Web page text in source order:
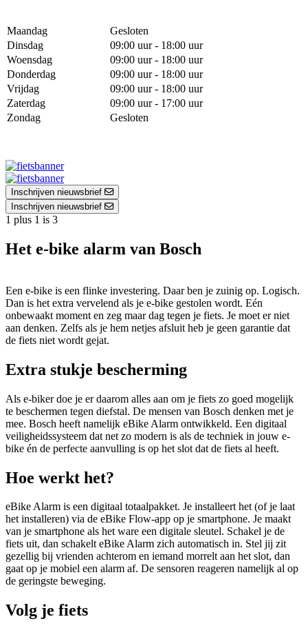
Maandag
Gesloten
Dinsdag
09:00 uur - 18:00 uur
Woensdag
09:00 uur - 18:00 uur
Donderdag
09:00 uur - 18:00 uur
Vrijdag
09:00 uur - 18:00 uur
Zaterdag
09:00 uur - 17:00 uur
Zondag
Gesloten
Inschrijven nieuwsbrief
Inschrijven nieuwsbrief
1 plus 1 is 3
Het e-bike alarm van Bosch
Een e-bike is een flinke investering. Daar ben je zuinig op. Logisch.
Dan is het extra vervelend als je e-bike gestolen wordt. Eén
onbewaakt moment en zeg maar dag tegen je fiets. Je moet er niet
aan denken. Zelfs als je hem netjes afsluit heb je geen garantie dat
de fiets niet wordt gejat.
Extra stukje bescherming
Als e-biker doe je er daarom alles aan om je fiets zo goed mogelijk
te beschermen tegen diefstal. De mensen van Bosch denken met je
mee. Bosch heeft namelijk eBike Alarm ontwikkeld. Een digitaal
veiligheidssysteem dat net zo modern is als de techniek in jouw e-
bike én de perfecte aanvulling is op het slot dat de fiets al heeft.
Hoe werkt het?
eBike Alarm is een digitaal totaalpakket. Je installeert het (of je laat
het installeren) via de eBike Flow-app op je smartphone. Je maakt
van je smartphone als het ware een digitale sleutel. Schakel je de
fiets uit, dan schakelt eBike Alarm zich automatisch in. Stel jij zit
gezellig bij vrienden achterom en iemand morrelt aan het slot, dan
gaat op je mobiel een alarm af. De sensoren reageren namelijk al op
de geringste beweging.
Volg je fiets